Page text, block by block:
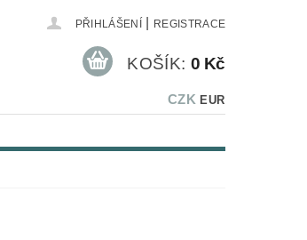
PŘIHLÁŠENÍ REGISTRACE
CZK EUR
KOŠÍK: 0 Kč